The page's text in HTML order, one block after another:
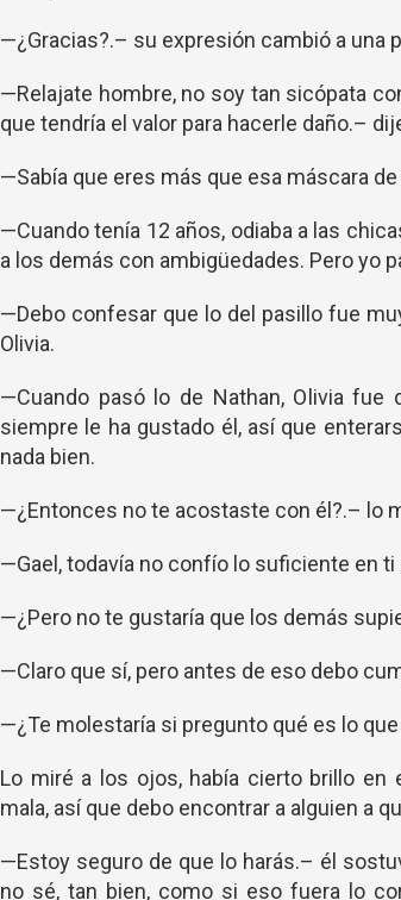
—¿Gracias?.– su expresión cambió a una
—Relajate hombre, no soy tan sicópata
que tendría el valor para hacerle daño.–
—Sabía que eres más que esa máscara
—Cuando tenía 12 años, odiaba a las
a los demás con ambigüedades. Pero yo
—Debo confesar que lo del pasillo fue
Olivia.
—Cuando pasó lo de Nathan, Olivia
siempre le ha gustado él, así que
nada bien.
—¿Entonces no te acostaste con él?.– lo
—Gael, todavía no confío lo suficiente en
—¿Pero no te gustaría que los demás
—Claro que sí, pero antes de eso debo
—¿Te molestaría si pregunto qué es lo
Lo miré a los ojos, había cierto brillo en
mala, así que debo encontrar a alguien a
—Estoy seguro de que lo harás.– él
no sé, tan bien, como si eso fuera lo